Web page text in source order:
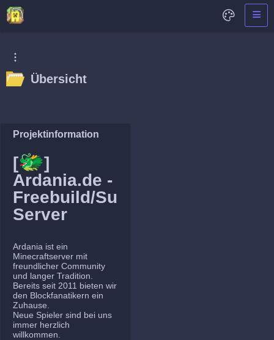
Übersicht
Projektinformation
[🐲]
Ardania.de -
Freebuild/Survival
Server
Ardania ist ein
Minecraftserver mit
freundlicher Community
und langer Tradition.
Bereits seit 2011 bieten wir
den Blockfanatikern ein
Zuhause.
Neue Spieler sind bei uns
immer herzlich
willkommen.